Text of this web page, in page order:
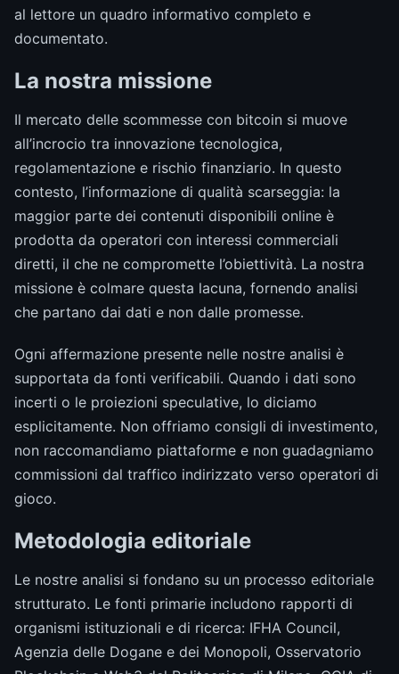
al lettore un quadro informativo completo e
documentato.
La nostra missione
Il mercato delle scommesse con bitcoin si muove
all’incrocio tra innovazione tecnologica,
regolamentazione e rischio finanziario. In questo
contesto, l’informazione di qualità scarseggia: la
maggior parte dei contenuti disponibili online è
prodotta da operatori con interessi commerciali
diretti, il che ne compromette l’obiettività. La nostra
missione è colmare questa lacuna, fornendo analisi
che partano dai dati e non dalle promesse.
Ogni affermazione presente nelle nostre analisi è
supportata da fonti verificabili. Quando i dati sono
incerti o le proiezioni speculative, lo diciamo
esplicitamente. Non offriamo consigli di investimento,
non raccomandiamo piattaforme e non guadagniamo
commissioni dal traffico indirizzato verso operatori di
gioco.
Metodologia editoriale
Le nostre analisi si fondano su un processo editoriale
strutturato. Le fonti primarie includono rapporti di
organismi istituzionali e di ricerca: IFHA Council,
Agenzia delle Dogane e dei Monopoli, Osservatorio